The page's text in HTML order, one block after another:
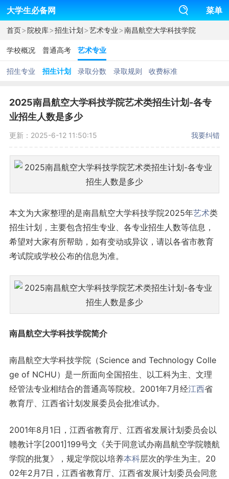
大学生必备网 菜单
首页>院校库>招生计划>艺术专业>南昌航空大学科技学院
学校概况 普通高考 艺术专业
招生专业 招生计划 录取分数 录取规则 收费标准
2025南昌航空大学科技学院艺术类招生计划-各专
业招生人数是多少
更新：2025-6-12 11:50:15 我要纠错
本文为大家整理的是南昌航空大学科技学院2025年艺术类
招生计划，主要包含招生专业、各专业招生人数等信息，
希望对大家有所帮助，如有变动或异议，请以各省市教育
考试院或学校公布的信息为准。
南昌航空大学科技学院简介
南昌航空大学科技学院（Science and Technology Colle
ge of NCHU）是一所面向全国招生、以工科为主、文理
经管法专业相结合的普通高等院校。2001年7月经江西省
教育厅、江西省计划发展委员会批准试办。
2001年8月1日，江西省教育厅、江西省发展计划委员会以
赣教计字[2001]199号文《关于同意试办南昌航空学院赣航
学院的批复》，规定学院以培养本科层次的学生为主。20
02年2月7日，江西省教育厅、江西省发展计划委员会同意